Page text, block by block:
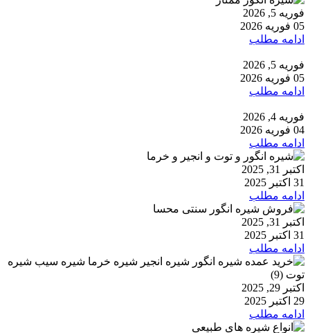
فوریه 5, 2026
05 فوریه 2026
ادامه مطلب
فوریه 5, 2026
05 فوریه 2026
ادامه مطلب
فوریه 4, 2026
04 فوریه 2026
ادامه مطلب
اکتبر 31, 2025
31 اکتبر 2025
ادامه مطلب
اکتبر 31, 2025
31 اکتبر 2025
ادامه مطلب
اکتبر 29, 2025
29 اکتبر 2025
ادامه مطلب